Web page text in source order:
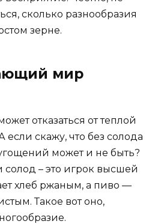
сколько разнообразия
зерне.
мир
отказаться от теплой
скажу, что без солода
может и не быть?
– это игрок высшей
хлеб ржаным, а пиво —
Такое вот оно,